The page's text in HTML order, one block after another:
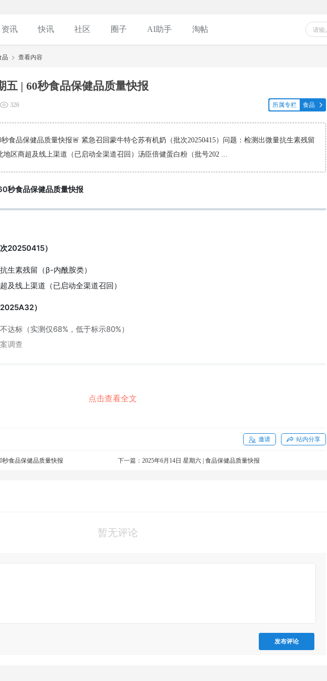
资讯 快讯 社区 圈子 AI助手 淘帖
品
›
查看内容
五 | 60秒食品保健品质量快报
326 所属专栏 食品
秒食品保健品质量快报🚨 紧急召回蒙牛特仑苏有机奶（批次20250415）问题：检测出微量抗生素残留
地区商超及线上渠道（已启动全渠道召回）汤臣倍健蛋白粉（批号202 ...
秒食品保健品质量快报
20250415）
生素残留（β-内酰胺类）
及线上渠道（已启动全渠道召回）
）
达标（实测仅68%，低于标示80%）
调查
起消费者报告霉变问题（疑为包装密封失效）
点击查看全文
站内分享
邀请
秒食品保健品质量快报 下一篇： 2025年6月14日 星期六 | 食品保健品质量快报
暂无评论
发布评论